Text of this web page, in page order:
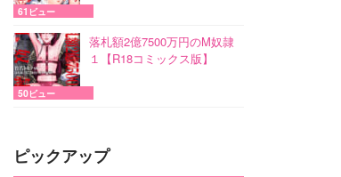
61ビュー
落札額2億7500万円のM奴隷
１【R18コミックス版】
50ビュー
ピックアップ